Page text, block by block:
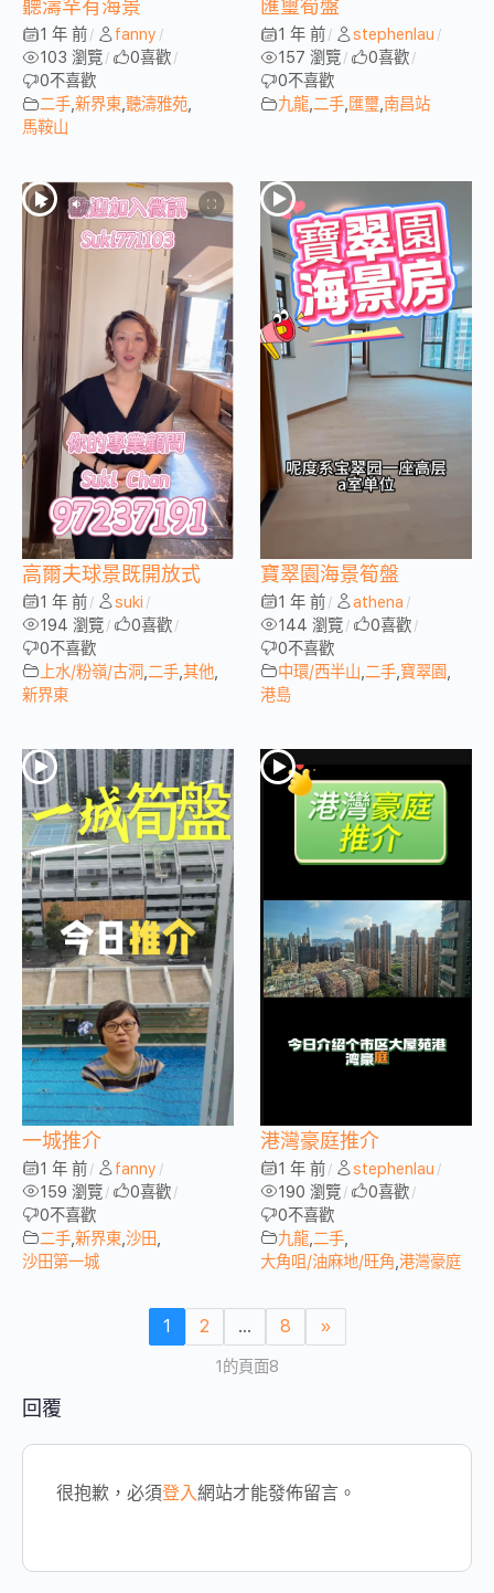
聽濤罕有海景
1 年 前 / fanny /
103 瀏覽 / 0喜歡 /
0不喜歡
二手 新界東 聽濤雅苑
馬鞍山
匯璽筍盤
1 年 前 / stephenlau /
157 瀏覽 / 0喜歡 /
0不喜歡
九龍 二手 匯璽 南昌站
高爾夫球景既開放式
1 年 前 / suki /
194 瀏覽 / 0喜歡 /
0不喜歡
上水/粉嶺/古洞 二手 其他
新界東
寶翠園海景筍盤
1 年 前 / athena /
144 瀏覽 / 0喜歡 /
0不喜歡
中環/西半山 二手 寶翠園
港島
一城推介
1 年 前 / fanny /
159 瀏覽 / 0喜歡 /
0不喜歡
二手 新界東 沙田
沙田第一城
港灣豪庭推介
1 年 前 / stephenlau /
190 瀏覽 / 0喜歡 /
0不喜歡
九龍 二手
大角咀/油麻地/旺角 港灣豪庭
1 2 ... 8 »
1的頁面8
回覆
很抱歉，必須登入網站才能發佈留言。